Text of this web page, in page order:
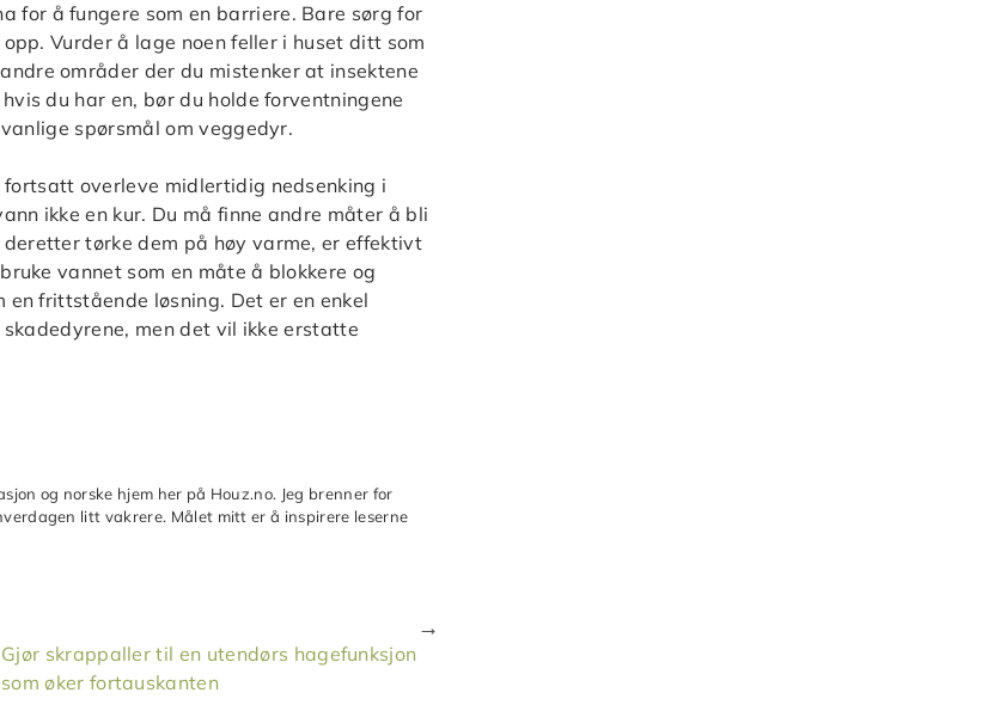
for å fungere som en barriere. Bare sørg for
Vurder å lage noen feller i huset ditt som
områder der du mistenker at insektene
du har en, bør du holde forventningene
spørsmål om veggedyr.
overleve midlertidig nedsenking i
ikke en kur. Du må finne andre måter å bli
tørke dem på høy varme, er effektivt
vannet som en måte å blokkere og
frittstående løsning. Det er en enkel
men det vil ikke erstatte
og norske hjem her på Houz.no. Jeg brenner for
litt vakrere. Målet mitt er å inspirere leserne
Gjør skrappaller til en utendørs hagefunksjon
som øker fortauskanten